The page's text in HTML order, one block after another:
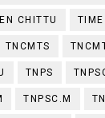
CHITTU
TNCMTS
TNPS
TNPSC.M